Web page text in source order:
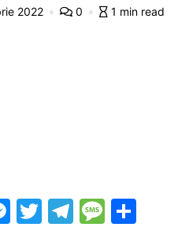
2022 0 1 min read
M T T M P